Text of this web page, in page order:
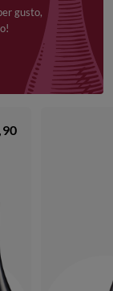
gusto,